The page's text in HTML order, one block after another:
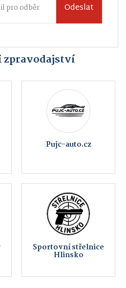
Odeslat
zpravodajství
Pujc-auto.cz
Sportovní střelnice
Hlinsko